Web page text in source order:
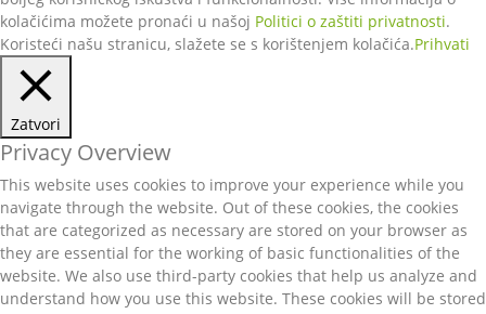
kolačićima možete pronaći u našoj Politici o zaštiti privatnosti.
Koristeći našu stranicu, slažete se s korištenjem kolačića.Prihvati
Zatvori
Privacy Overview
This website uses cookies to improve your experience while you
navigate through the website. Out of these cookies, the cookies
that are categorized as necessary are stored on your browser as
they are essential for the working of basic functionalities of the
website. We also use third-party cookies that help us analyze and
understand how you use this website. These cookies will be stored